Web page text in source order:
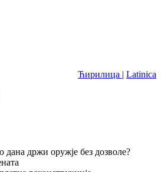
Ћирилица | Latinica